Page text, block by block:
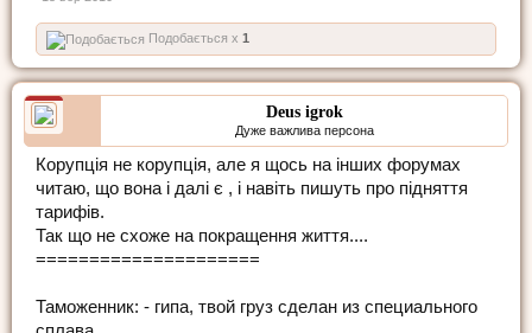
Подобається x 1
Deus igrok
Дуже важлива персона
Корупція не корупція, але я щось на інших форумах
читаю, що вона і далі є , і навіть пишуть про підняття
тарифів.
Так що не схоже на покращення життя....
=====================
Таможенник: - гипа, твой груз сделан из специального